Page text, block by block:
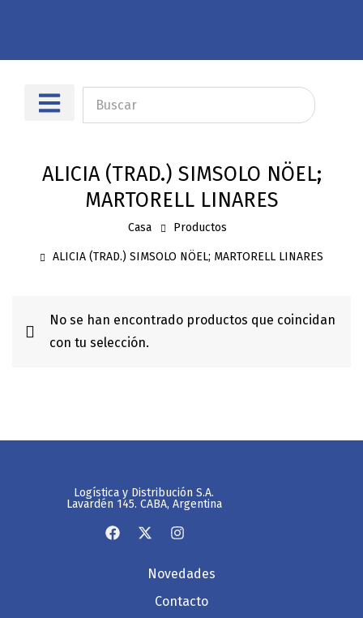
ALICIA (TRAD.) SIMSOLO NÖEL;
MARTORELL LINARES
Casa Productos
ALICIA (TRAD.) SIMSOLO NÖEL; MARTORELL LINARES
No se han encontrado productos que coincidan
con tu selección.
Logística y Distribución S.A.
Lavardén 145. CABA, Argentina
Novedades
Contacto